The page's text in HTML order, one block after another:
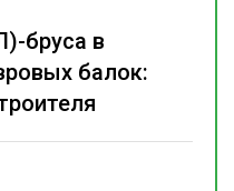
бруса в
балок: